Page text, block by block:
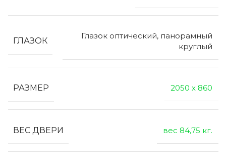
ГЛАЗОК
Глазок оптический, панорамный
круглый
РАЗМЕР 2050 х 860
ВЕС ДВЕРИ вес 84,75 кг.